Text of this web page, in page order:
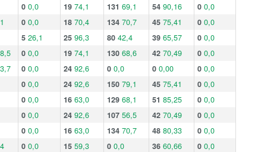
0 0,0 19 74,1 131 69,1 54 90,16 0 0,0
0 0,0 18 70,4 134 70,7 45 75,41 0 0,0
5 26,1 25 96,3 80 42,4 39 65,57 0 0,0
0 0,0 19 74,1 130 68,6 42 70,49 0 0,0
0 0,0 24 92,6 0 0,0 0 0,00 0 0,0
0 0,0 24 92,6 150 79,1 45 75,41 0 0,0
0 0,0 16 63,0 129 68,1 51 85,25 0 0,0
0 0,0 24 92,6 107 56,5 42 70,49 0 0,0
0 0,0 16 63,0 134 70,7 48 80,33 0 0,0
0 0,0 15 59,3 0 0,0 36 60,66 0 0,0